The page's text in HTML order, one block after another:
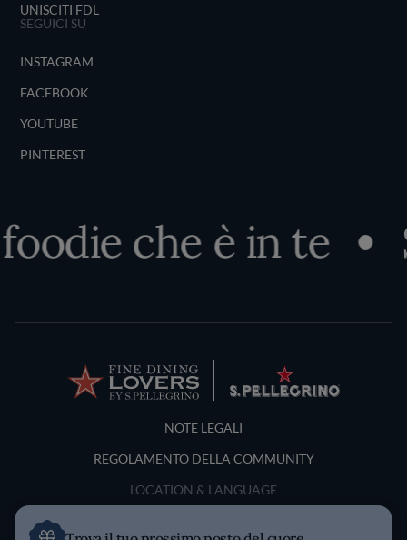
UNISCITI FDL
SEGUICI SU
INSTAGRAM
FACEBOOK
YOUTUBE
PINTEREST
che è in te
Terms and Conditions
NOTE LEGALI
REGOLAMENTO DELLA COMMUNITY
LOCATION & LANGUAGE